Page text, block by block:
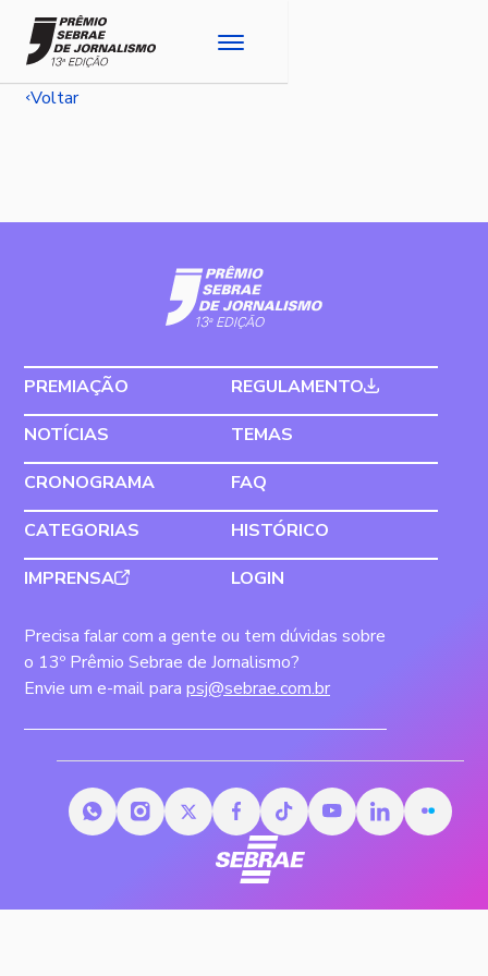
Voltar
PREMIAÇÃO
REGULAMENTO
NOTÍCIAS
TEMAS
CRONOGRAMA
FAQ
CATEGORIAS
HISTÓRICO
IMPRENSA
LOGIN
Precisa falar com a gente ou tem dúvidas sobre
o 13º Prêmio Sebrae de Jornalismo?
Envie um e-mail para psj@sebrae.com.br